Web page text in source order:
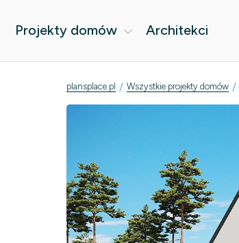
Projekty domów Architekci
plansplace.pl / Wszystkie projekty domów /